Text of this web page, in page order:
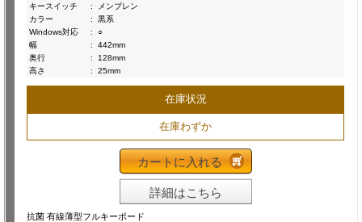
キースイッチ
:
メンブレン
カラー
:
黒系
Windows対応
:
○
幅
:
442mm
奥行
:
128mm
高さ
: 25mm
在庫状況
在庫わずか
カートに入れる
詳細はこちら
抗菌 有線薄型フルキーボード